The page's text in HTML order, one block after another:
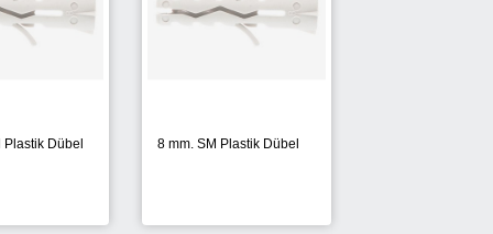
Plastik Dübel 8 mm. SM Plastik Dübel